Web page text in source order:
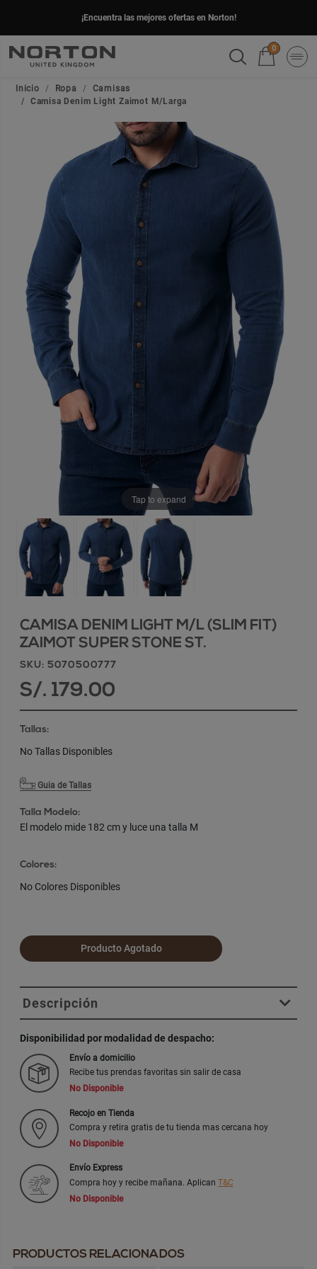
¡Encuentra las mejores ofertas en Norton!
0
Inicio Ropa
Camisas
Camisa Denim Light Zaimot M/Larga
Tap to expand
CAMISA DENIM LIGHT M/L (SLIM FIT)
ZAIMOT SUPER STONE ST.
SKU: 5070500777
S/. 179.00
Tallas:
No Tallas Disponibles
Guia de Tallas
Talla Modelo:
El modelo mide 182 cm y luce una talla M
Colores:
No Colores Disponibles
Producto Agotado
Descripción
Disponibilidad por modalidad de despacho:
Envío a domicilio
Recibe tus prendas favoritas sin salir de casa
No Disponible
Recojo en Tienda
Compra y retira gratis de tu tienda mas cercana hoy
No Disponible
Envío Express
Compra hoy y recibe mañana. Aplican T&C
No Disponible
PRODUCTOS RELACIONADOS